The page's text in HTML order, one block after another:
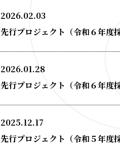
2026.02.03
先行プロジェクト（令和６年
2026.01.28
先行プロジェクト（令和６年
2025.12.17
先行プロジェクト（令和５年度